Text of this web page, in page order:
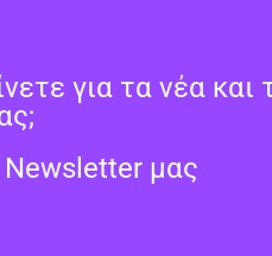
για τα νέα και
μας